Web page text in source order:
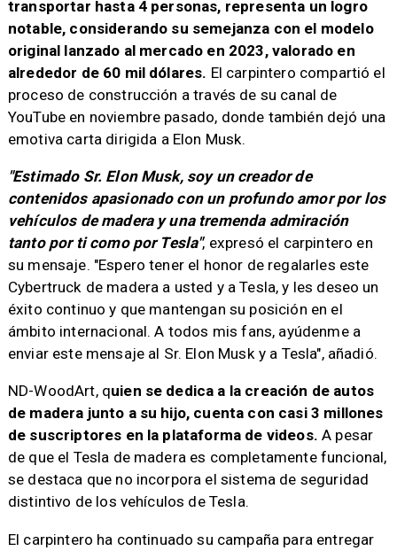
transportar hasta 4 personas, representa un logro
notable, considerando su semejanza con el modelo
original lanzado al mercado en 2023, valorado en
alrededor de 60 mil dólares. El carpintero compartió el
proceso de construcción a través de su canal de
YouTube en noviembre pasado, donde también dejó una
emotiva carta dirigida a Elon Musk.
"Estimado Sr. Elon Musk, soy un creador de
contenidos apasionado con un profundo amor por los
vehículos de madera y una tremenda admiración
tanto por ti como por Tesla", expresó el carpintero en
su mensaje. "Espero tener el honor de regalarles este
Cybertruck de madera a usted y a Tesla, y les deseo un
éxito continuo y que mantengan su posición en el
ámbito internacional. A todos mis fans, ayúdenme a
enviar este mensaje al Sr. Elon Musk y a Tesla", añadió.
ND-WoodArt, quien se dedica a la creación de autos
de madera junto a su hijo, cuenta con casi 3 millones
de suscriptores en la plataforma de videos. A pesar
de que el Tesla de madera es completamente funcional,
se destaca que no incorpora el sistema de seguridad
distintivo de los vehículos de Tesla.
El carpintero ha continuado su campaña para entregar